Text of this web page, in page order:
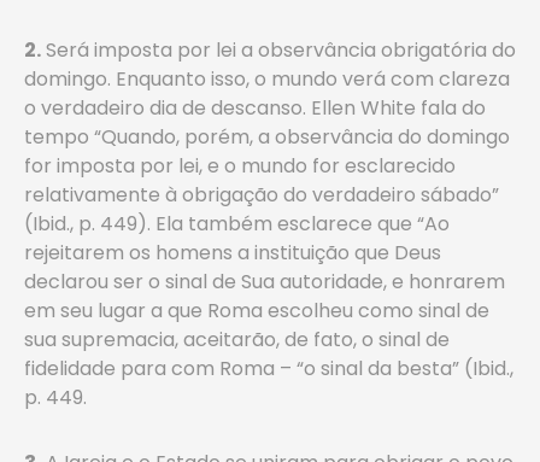
2.Será imposta por lei a observância obrigatória do
domingo. Enquanto isso, o mundo verá com clareza
o verdadeiro dia de descanso. Ellen White fala do
tempo “Quando, porém, a observância do domingo
for imposta por lei, e o mundo for esclarecido
relativamente à obrigação do verdadeiro sábado”
(Ibid., p. 449). Ela também esclarece que “Ao
rejeitarem os homens a instituição que Deus
declarou ser o sinal de Sua autoridade, e honrarem
em seu lugar a que Roma escolheu como sinal de
sua supremacia, aceitarão, de fato, o sinal de
fidelidade para com Roma – “o sinal da besta” (Ibid.,
p. 449.